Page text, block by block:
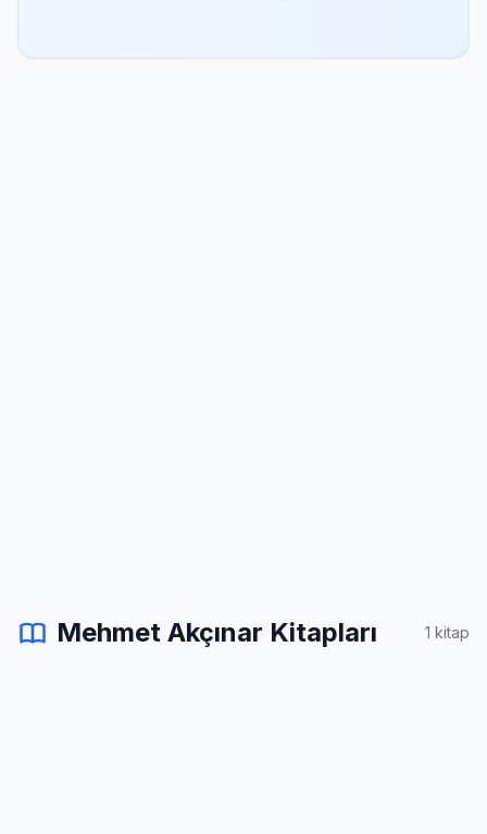
Mehmet Akçınar Kitapları 1 kitap